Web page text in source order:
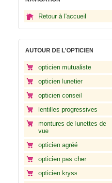
Retour à l'accueil
AUTOUR DE L'OPTICIEN
opticien mutualiste
opticien lunetier
opticien conseil
lentilles progressives
montures de lunettes de
vue
opticien agréé
opticien pas cher
opticien kryss